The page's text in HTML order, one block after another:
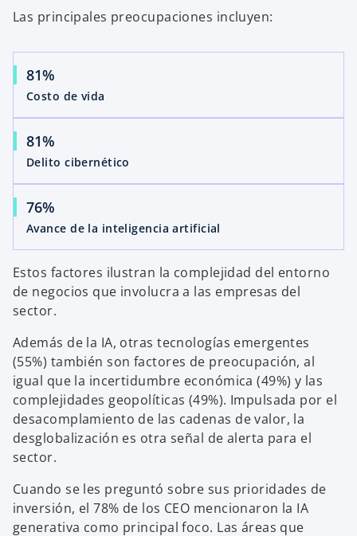
Las principales preocupaciones incluyen:
81%
Costo de vida
81%
Delito cibernético
76%
Avance de la inteligencia artificial
Estos factores ilustran la complejidad del entorno
de negocios que involucra a las empresas del
sector.
Además de la IA, otras tecnologías emergentes
(55%) también son factores de preocupación, al
igual que la incertidumbre económica (49%) y las
complejidades geopolíticas (49%). Impulsada por el
desacomplamiento de las cadenas de valor, la
desglobalización es otra señal de alerta para el
sector.
Cuando se les preguntó sobre sus prioridades de
inversión, el 78% de los CEO mencionaron la IA
generativa como principal foco. Las áreas que